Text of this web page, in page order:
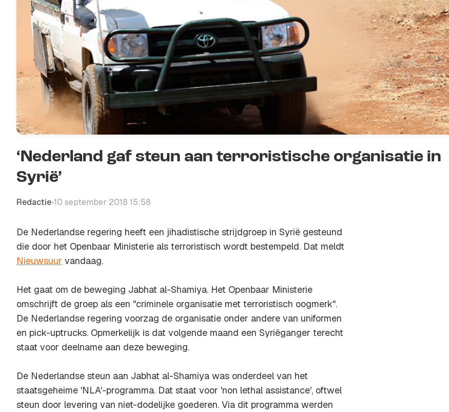
‘Nederland gaf steun aan terroristische organisatie in
Syrië’
Redactie•10 september 2018 15:58
De Nederlandse regering heeft een jihadistische strijdgroep in Syrië gesteund
die door het Openbaar Ministerie als terroristisch wordt bestempeld. Dat meldt
Nieuwsuur vandaag.
Het gaat om de beweging Jabhat al-Shamiya. Het Openbaar Ministerie
omschrijft de groep als een "criminele organisatie met terroristisch oogmerk".
De Nederlandse regering voorzag de organisatie onder andere van uniformen
en pick-uptrucks. Opmerkelijk is dat volgende maand een Syriëganger terecht
staat voor deelname aan deze beweging.
De Nederlandse steun aan Jabhat al-Shamiya was onderdeel van het
staatsgeheime 'NLA'-programma. Dat staat voor 'non lethal assistance', oftwel
steun door levering van niet-dodelijke goederen. Via dit programma werden